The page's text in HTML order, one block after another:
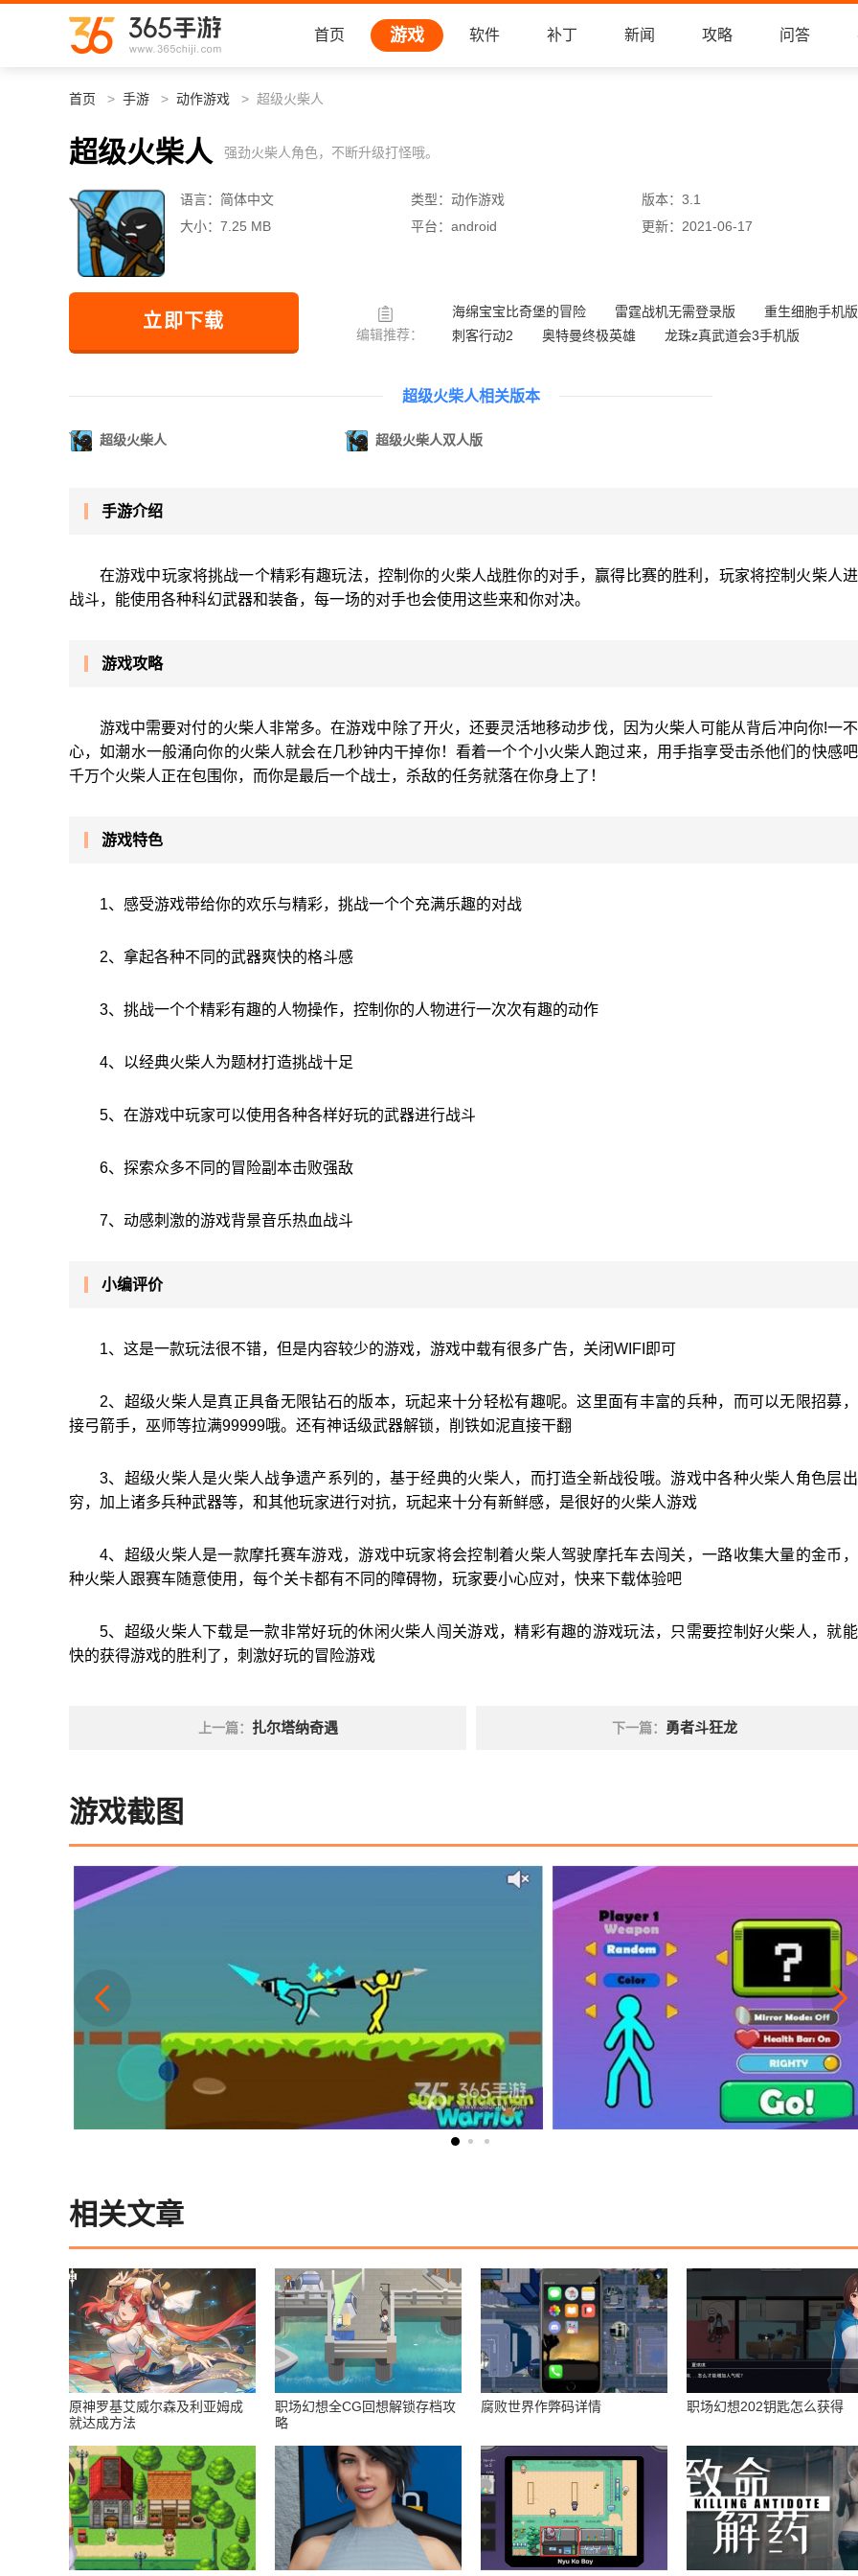
首页 游戏 软件 补丁 新闻 攻略 问答
首页 手游 动作游戏 超级火柴人
超级火柴人 强劲火柴人角色，不断升级打怪哦。
语言： 简体中文 类型： 动作游戏 版本： 3.1
大小： 7.25 MB 平台： android 更新： 2021-06-17
立即下载
编辑推荐：
海绵宝宝比奇堡的冒险 雷霆战机无需登录版
重生细胞手机版
刺客行动2
奥特曼终极英雄
龙珠z真武道会3手机版
超级火柴人相关版本
超级火柴人 超级火柴人双人版
手游介绍
在游戏中玩家将挑战一个精彩有趣玩法，控制你的火柴人战胜你的对手，赢得比赛的胜利，玩家将控制火柴人
战斗，能使用各种科幻武器和装备，每一场的对手也会使用这些来和你对决。
游戏攻略
游戏中需要对付的火柴人非常多。在游戏中除了开火，还要灵活地移动步伐，因为火柴人可能从背后冲向你!一
心，如潮水一般涌向你的火柴人就会在几秒钟内干掉你！看着一个个小火柴人跑过来，用手指享受击杀他们的快感吧
千万个火柴人正在包围你，而你是最后一个战士，杀敌的任务就落在你身上了！
游戏特色
1、感受游戏带给你的欢乐与精彩，挑战一个个充满乐趣的对战
2、拿起各种不同的武器爽快的格斗感
3、挑战一个个精彩有趣的人物操作，控制你的人物进行一次次有趣的动作
4、以经典火柴人为题材打造挑战十足
5、在游戏中玩家可以使用各种各样好玩的武器进行战斗
6、探索众多不同的冒险副本击败强敌
7、动感刺激的游戏背景音乐热血战斗
小编评价
1、这是一款玩法很不错，但是内容较少的游戏，游戏中载有很多广告，关闭WIFI即可
2、超级火柴人是真正具备无限钻石的版本，玩起来十分轻松有趣呢。这里面有丰富的兵种，而可以无限招募
接弓箭手，巫师等拉满99999哦。还有神话级武器解锁，削铁如泥直接干翻
3、超级火柴人是火柴人战争遗产系列的，基于经典的火柴人，而打造全新战役哦。游戏中各种火柴人角色层
穷，加上诸多兵种武器等，和其他玩家进行对抗，玩起来十分有新鲜感，是很好的火柴人游戏
4、超级火柴人是一款摩托赛车游戏，游戏中玩家将会控制着火柴人驾驶摩托车去闯关，一路收集大量的金币
种火柴人跟赛车随意使用，每个关卡都有不同的障碍物，玩家要小心应对，快来下载体验吧
5、超级火柴人下载是一款非常好玩的休闲火柴人闯关游戏，精彩有趣的游戏玩法，只需要控制好火柴人，就
快的获得游戏的胜利了，刺激好玩的冒险游戏
上一篇： 扎尔塔纳奇遇 下一篇： 勇者斗狂龙
游戏截图
相关文章
原神罗基艾威尔森及利亚姆成
就达成方法
职场幻想全CG回想解锁存档攻
略
腐败世界作弊码详情 职场幻想202钥匙怎么获得